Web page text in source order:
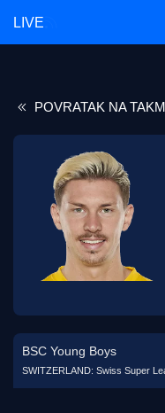
LIVE
POVRATAK NA
BSC Young Boys
SWITZERLAND: Swiss Super